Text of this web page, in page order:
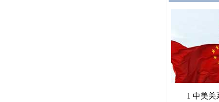
1 中美关